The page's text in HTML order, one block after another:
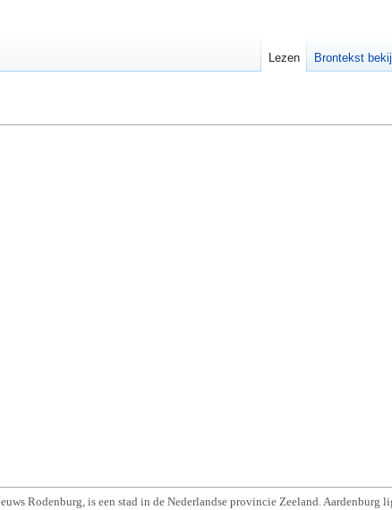
Rodenburg, is een stad in de Nederlandse provincie Zeeland.
Lezen Brontekst